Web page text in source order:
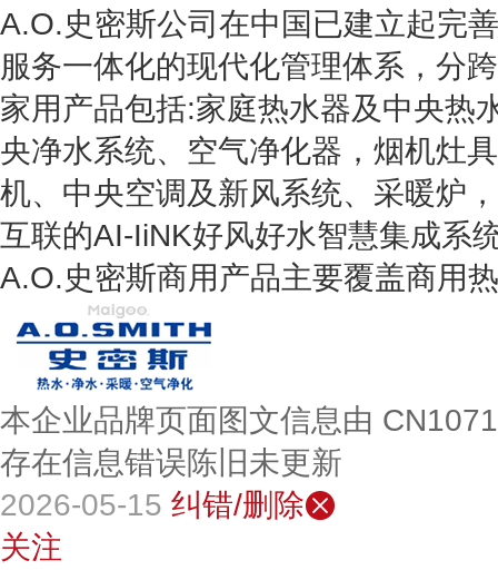
A.O.史密斯公司在中国已建立起完
服务一体化的现代化管理体系，分
家用产品包括:家庭热水器及中央热
央净水系统、空气净化器，烟机灶
机、中央空调及新风系统、采暖炉
互联的AI-IiNK好风好水智慧集成系
A.O.史密斯商用产品主要覆盖商用
本企业品牌页面图文信息由
存在信息错误陈旧未更新
2026-05-15 纠错/删除
关注